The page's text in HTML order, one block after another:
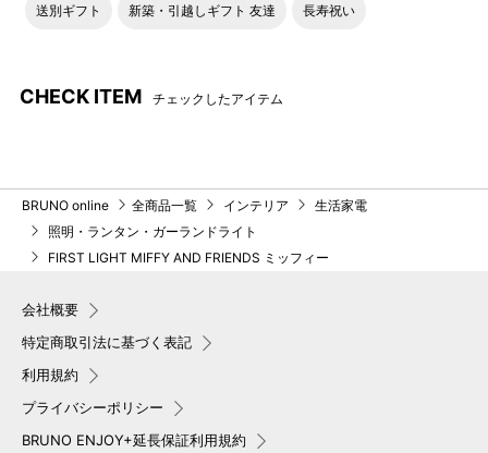
送別ギフト 新築・引越しギフト 友達 長寿祝い
CHECK ITEM チェックしたアイテム
BRUNO online 全商品一覧 インテリア
生活家電
照明・ランタン・ガーランドライト
FIRST LIGHT MIFFY AND FRIENDS ミッフィー
会社概要
特定商取引法に基づく表記
利用規約
プライバシーポリシー
BRUNO ENJOY+延長保証利用規約